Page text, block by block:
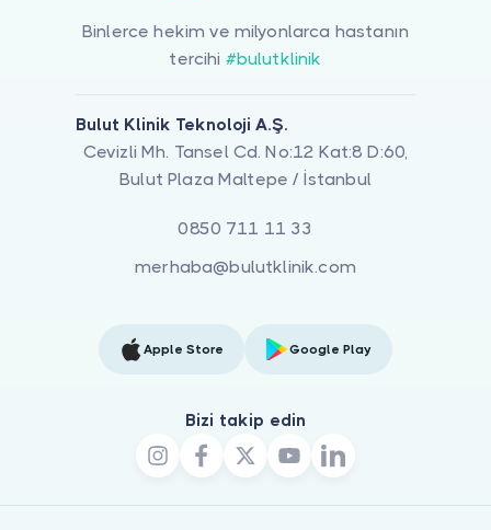
Binlerce hekim ve milyonlarca hastanın
tercihi #bulutklinik
Bulut Klinik Teknoloji A.Ş.
Cevizli Mh. Tansel Cd. No:12 Kat:8 D:60,
Bulut Plaza Maltepe / İstanbul
0850 711 11 33
merhaba@bulutklinik.com
Apple Store Google Play
Bizi takip edin